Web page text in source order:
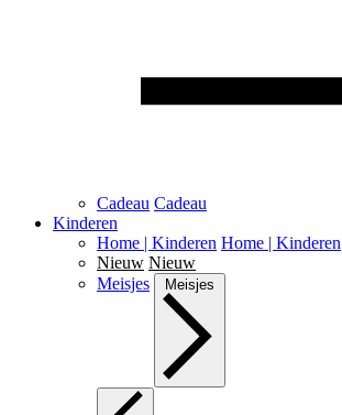
Cadeau Cadeau
Kinderen
Home | Kinderen Home | Kinderen
Nieuw Nieuw
Meisjes
Meisjes